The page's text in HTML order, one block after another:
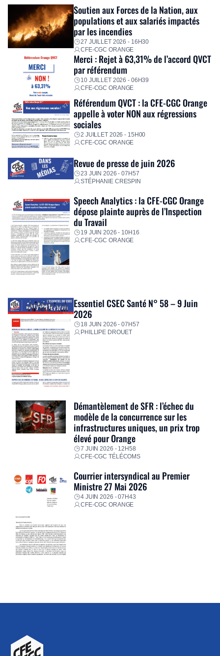
Fidèle à sa mission d’utilité sociale, le Groupe mobilise
immédiatement ses équipes afin de proposer un diagnostic
personnalisé, des aides financières pour faire face aux
premières dépenses, […]
Soutien aux Forces de la Nation, aux
populations et aux salariés impactés
par les incendies
27 JUILLET 2026 - 16H30
CFE-CGC ORANGE
Merci : Rejet à 63,31% de l’accord QVCT
par référendum
10 JUILLET 2026 - 06H39
CFE-CGC ORANGE
Référendum QVCT : la CFE-CGC Orange
appelle à voter NON aux régressions
sociales
2 JUILLET 2026 - 15H00
CFE-CGC ORANGE
Revue de presse de juin 2026
23 JUIN 2026 - 07H57
STÉPHANIE CRESPIN
Speech Analytics : la CFE-CGC Orange
dépose plainte auprès de l’Inspection
du Travail
19 JUIN 2026 - 10H16
CFE-CGC ORANGE
Essentiel CSEC Santé N° 58 – 9 Juin
2026
18 JUIN 2026 - 07H57
PHILLIPE DROUET
Démantèlement de SFR : l’échec du
modèle de la concurrence sur les
infrastructures uniques, un prix trop
élevé pour Orange
7 JUIN 2026 - 12H58
CFE-CGC TÉLÉCOMS
Courrier intersyndical au Premier
Ministre 27 Mai 2026
4 JUIN 2026 - 07H43
CFE-CGC ORANGE